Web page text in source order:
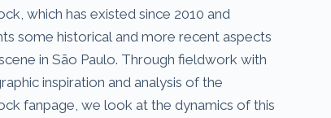
which has existed since 2010 and
some historical and more recent aspects
in São Paulo. Through fieldwork with
inspiration and analysis of the
fanpage, we look at the dynamics of this